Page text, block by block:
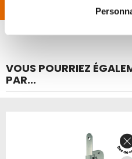
VOUS POURRIEZ
PAR...